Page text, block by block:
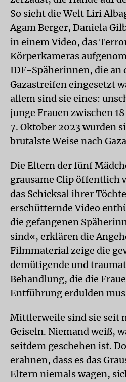
So sieht die Welt Liri
Agam Berger, Daniela
in einem Video, das
Körperkameras
IDF-Späherinnen, die an
Gazastreifen eingesetzt
allem sind sie eines:
junge Frauen zwischen
7. Oktober 2023 wurden
brutalste Weise nach
Die Eltern der fünf
grausame Clip öffentlich
das Schicksal ihrer
erschütternde Video
die gefangenen
sind«, erklären die
Filmmaterial zeige die
demütigende und
Behandlung, die die
Entführung erdulden
Mittlerweile sind sie seit
Geiseln. Niemand weiß,
seitdem geschehen ist.
erahnen, dass es das
Eltern niemals wagen,